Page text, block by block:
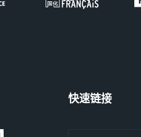
快速链接